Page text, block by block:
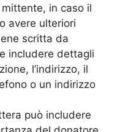
in caso il
avere ulteriori
scritta da
includere dettagli
l’indirizzo, il
o un indirizzo
può includere